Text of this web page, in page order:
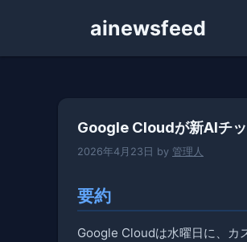
ainewsfeed
Google Cloudが新AIチ
2026年4月23日 by 管理人
要約
Google Cloudは水曜日に、カ